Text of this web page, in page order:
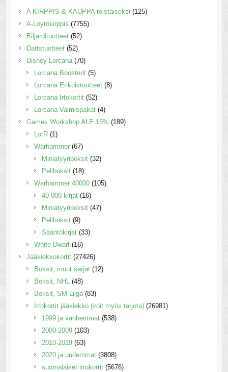
A KIRPPIS & KAUPPA toistaiseksi (125)
A-Löytökirppis (7755)
Biljardituotteet (52)
Dartstuotteet (52)
Disney Lorcana (70)
Lorcana Boosterit (5)
Lorcana Erikoistuotteet (8)
Lorcana Irtokortit (52)
Lorcana Valmispakat (4)
Games Workshop ALE 15% (189)
LotR (1)
Warhammer (67)
Miniatyyriboksit (32)
Peliboksit (18)
Warhammer 40000 (105)
40 000 kirjat (16)
Miniatyyriboksit (47)
Peliboksit (9)
Sääntökirjat (33)
White Dwarf (16)
Jääkiekkokortit (27426)
Boksit, muut sarjat (12)
Boksit, NHL (48)
Boksit, SM-Liiga (83)
Irtokortit jääkiekko (voit myös tarjota) (26981)
1999 ja vanhemmat (538)
2000-2009 (103)
2010-2019 (63)
2020 ja uudemmat (3808)
suomalaiset irtokortit (5676)